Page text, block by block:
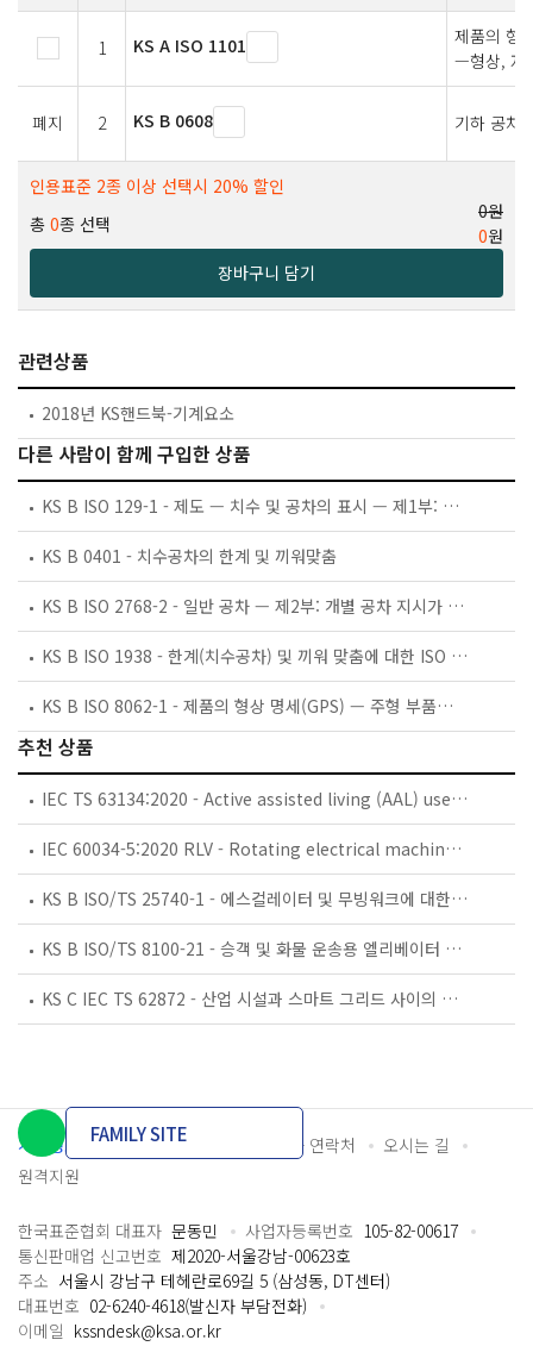
1 KS A ISO 1101
제품의 형
—형상, 자
폐지 2 KS B 0608 기하 공차
인용표준 2종 이상 선택시 20% 할인
총 0종 선택
0원
0원
장바구니 담기
관련상품
2018년 KS핸드북-기계요소
다른 사람이 함께 구입한 상품
KS B ISO 129-1 - 제도 — 치수 및 공차의 표시 — 제1부: 일반 원칙
KS B 0401 - 치수공차의 한계 및 끼워맞춤
KS B ISO 2768-2 - 일반 공차 — 제2부: 개별 공차 지시가 없는 형체에 대한 기하공차
KS B ISO 1938 - 한계(치수공차) 및 끼워 맞춤에 대한 ISO 시스템 — 제2부: 가공품의 검사
KS B ISO 8062-1 - 제품의 형상 명세(GPS) — 주형 부품에 대한 치수 및 기하 공차 — 제1부: 용어
추천 상품
IEC TS 63134:2020 - Active assisted living (AAL) use cases
IEC 60034-5:2020 RLV - Rotating electrical machines - Part 5: Degrees of protection provided by the integral design of rotating electrical machines (IP code) - Classification
KS B ISO/TS 25740-1 - 에스컬레이터 및 무빙워크에 대한 안전요건 — 제1부: 세계공통 필수 안전요건(GESRs)
KS B ISO/TS 8100-21 - 승객 및 화물 운송용 엘리베이터 —제21부: 세계공통 필수안전요건(GESRs)을 충족하는 세계공통 안전 파라미터(GSPs)
KS C IEC TS 62872 - 산업 시설과 스마트 그리드 사이의 산업 공정 측정, 제어 및 자동화 시스템 인터페이스
개인정보처리방침 이용약관 담당자 연락처
오시는 길
원격지원
FAMILY SITE
한국표준협회 대표자 문동민 사업자등록번호 105-82-00617
통신판매업 신고번호 제2020-서울강남-00623호
주소 서울시 강남구 테헤란로69길 5 (삼성동, DT센터)
대표번호 02-6240-4618(발신자 부담전화)
이메일 kssndesk@ksa.or.kr